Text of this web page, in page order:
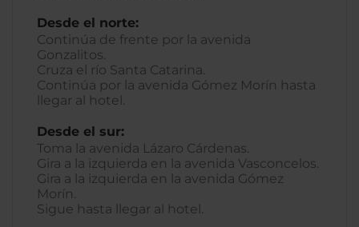
Desde el norte:
Continúa de frente por la avenida
Gonzalitos.
Cruza el río Santa Catarina.
Continúa por la avenida Gómez Morín hasta
llegar al hotel.
Desde el sur:
Toma la avenida Lázaro Cárdenas.
Gira a la izquierda en la avenida Vasconcelos.
Gira a la izquierda en la avenida Gómez
Morín.
Sigue hasta llegar al hotel.